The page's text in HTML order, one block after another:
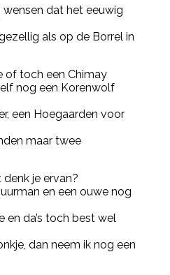
dat het eeuwig
als op de Borrel in
of toch een Chimay
nog een Korenwolf
een Hoegaarden voor
maar twee
je ervan?
en een ouwe nog
en da’s toch best wel
dan neem ik nog een